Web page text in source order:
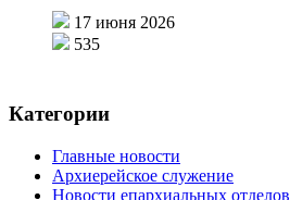
17 июня 2026
535
Категории
Главные новости
Архиерейское служение
Новости епархиальных отделов